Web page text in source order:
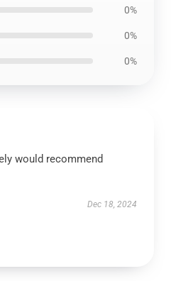
0%
0%
0%
would recommend
Dec 18, 2024